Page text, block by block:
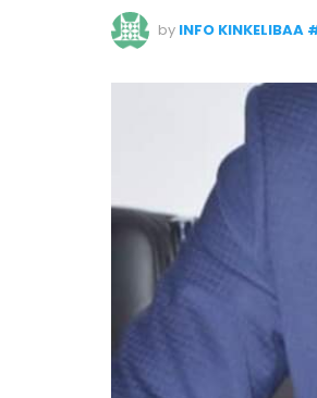
by INFO KINKELIBAA